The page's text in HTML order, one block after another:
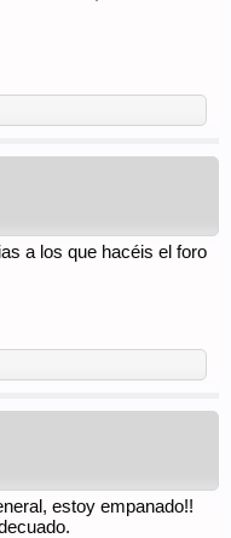
y otros que seguro
las iremos afrontando
teníais y lo
perfil.
a los que hacéis el foro
estoy empanado!!